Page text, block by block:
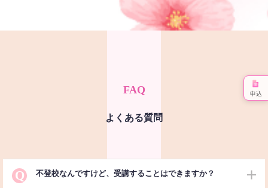
FAQ
よくある質問
Q 不登校なんですけど、受講することはできますか？
申込